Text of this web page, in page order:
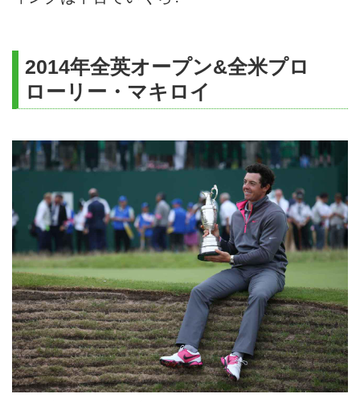
2014年全英オープン&全米プロ
ローリー・マキロイ